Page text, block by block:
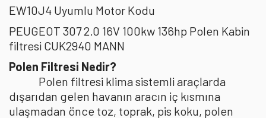
EW10J4 Uyumlu Motor Kodu
PEUGEOT 307 2.0 16V 100kw 136hp Polen Kabin
filtresi CUK2940 MANN
Polen Filtresi Nedir?
Polen filtresi klima sistemli araçlarda
dışarıdan gelen havanın aracın iç kısmına
ulaşmadan önce toz, toprak, pis koku, polen